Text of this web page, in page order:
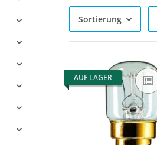
Sortierung
AUF LAGER